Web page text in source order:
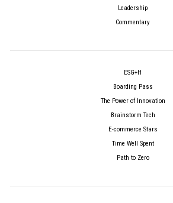
Leadership
Commentary
ESG+H
Boarding Pass
The Power of Innovation
Brainstorm Tech
E-commerce Stars
Time Well Spent
Path to Zero